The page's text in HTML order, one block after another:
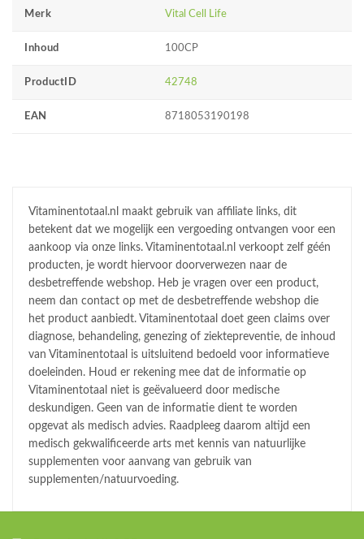
Merk Vital Cell Life
Inhoud 100CP
ProductID 42748
EAN 8718053190198
Vitaminentotaal.nl maakt gebruik van affiliate links, dit
betekent dat we mogelijk een vergoeding ontvangen voor een
aankoop via onze links. Vitaminentotaal.nl verkoopt zelf géén
producten, je wordt hiervoor doorverwezen naar de
desbetreffende webshop. Heb je vragen over een product,
neem dan contact op met de desbetreffende webshop die
het product aanbiedt. Vitaminentotaal doet geen claims over
diagnose, behandeling, genezing of ziektepreventie, de inhoud
van Vitaminentotaal is uitsluitend bedoeld voor informatieve
doeleinden. Houd er rekening mee dat de informatie op
Vitaminentotaal niet is geëvalueerd door medische
deskundigen. Geen van de informatie dient te worden
opgevat als medisch advies. Raadpleeg daarom altijd een
medisch gekwalificeerde arts met kennis van natuurlijke
supplementen voor aanvang van gebruik van
supplementen/natuurvoeding.